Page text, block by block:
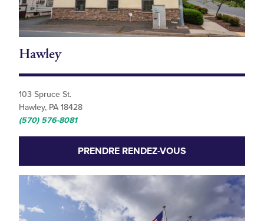
Hawley
103 Spruce St.
Hawley, PA 18428
(570) 576-8081
PRENDRE RENDEZ-VOUS